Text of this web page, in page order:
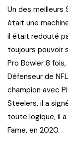
Un des meilleurs
était une
il était redouté
toujours pouvoir
Pro Bowler 8
Défenseur de
champion avec
Steelers, il a
toute logique, il
Fame, en 2020.